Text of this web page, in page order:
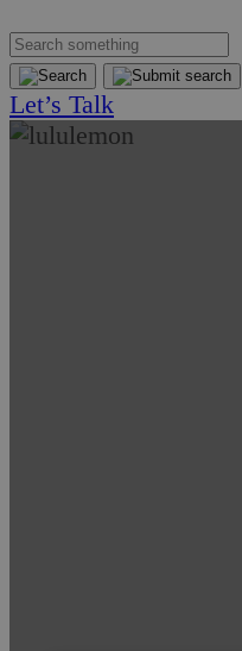
Let’s Talk